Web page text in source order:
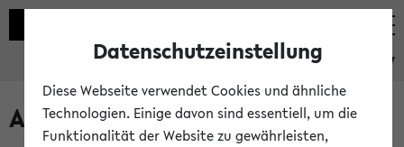
eKVV
Anmeldung am eKVV
Datenschutzeinstellung
Diese Webseite verwendet Cookies und ähnliche
Technologien. Einige davon sind essentiell, um die
Funktionalität der Website zu gewährleisten,